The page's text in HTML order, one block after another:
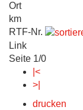
Ort
km
RTF-Nr.
Link
Seite 1/0
|<
>|
drucken